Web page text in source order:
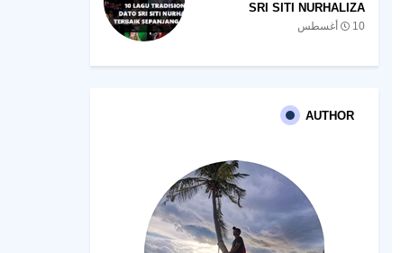
SRI SITI NURHALIZA
TERBAIK SEPANJANG
10 أغسطس
AUTHOR